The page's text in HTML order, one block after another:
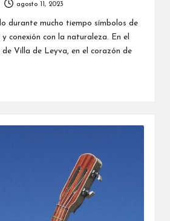
agosto 11, 2023
durante mucho tiempo símbolos de
conexión con la naturaleza. En el
Villa de Leyva, en el corazón de